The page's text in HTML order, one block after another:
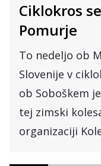
Ciklokros
Pomurje
To nedeljo ob
Slovenije v
ob Soboškem
tej zimski
organizaciji